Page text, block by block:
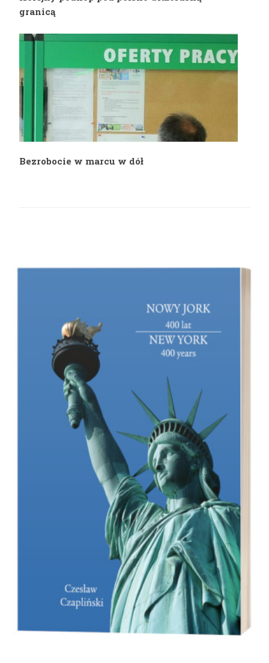
granicą
Bezrobocie w marcu w dół